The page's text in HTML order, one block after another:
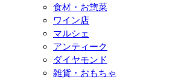
食材・お惣菜
ワイン店
マルシェ
アンティーク
ダイヤモンド
雑貨・おもちゃ